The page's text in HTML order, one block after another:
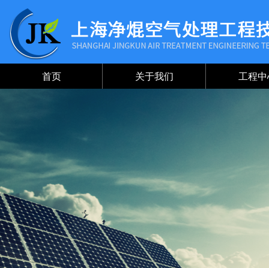
首页 关于我们 工程中